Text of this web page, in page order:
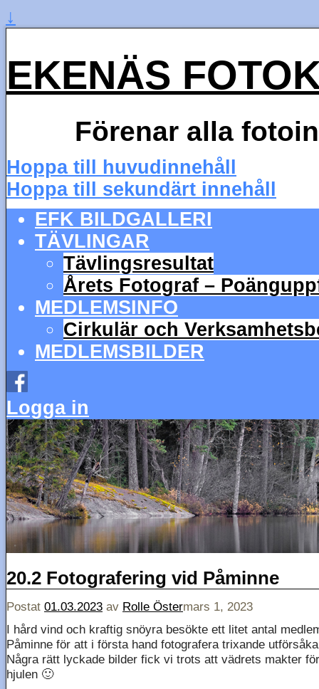
↓
EKENÄS
Förenar alla
Hoppa till huvudinnehåll
Hoppa till sekundärt innehåll
EFK BILDGALLERI
TÄVLINGAR
Tävlingsresultat
Årets Fotograf –
MEDLEMSINFO
Cirkulär och
MEDLEMSBILDER
Logga in
20.2 Fotografering vid Påminne
Postat 01.03.2023 av Rolle Östermars 1, 2023
I hård vind och kraftig snöyra besökte ett litet antal
Påminne för att i första hand fotografera trixande
Några rätt lyckade bilder fick vi trots att vädrets makter
hjulen 🙂